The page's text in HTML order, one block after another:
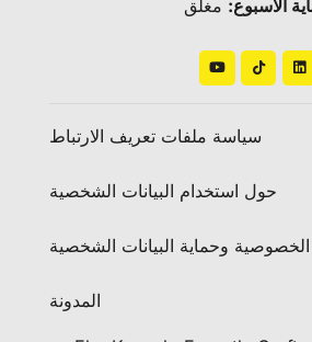
الأسبوع: مغلق
سياسة ملفات تعريف الارتباط
حول استخدام البيانات الشخصية
وحماية البيانات الشخصية
المدونة